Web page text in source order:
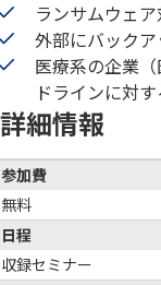
ランサムウェ
外部にバック
医療系の企業
ドラインに対
詳細情報
参加費
無料
日程
収録セミナー